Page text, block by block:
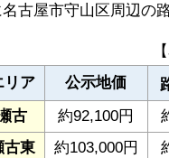
古屋市守山区周辺の
リア
公示地価
古
約92,100円
古東
約103,000円